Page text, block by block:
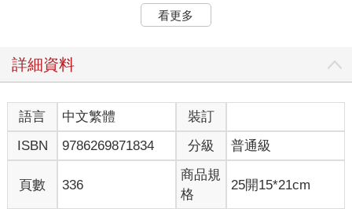
寶物、擊敗假的魔王、拯救假的世界這麼重要？他們難以理解。
電玩是虛假的嗎？虛假的東西比較沒意義嗎？你會發現，當我們
1.怎樣才算是真實？
子可以協助我們思考。
史汀的故事
挪威青年史汀在二十五歲去世，我在BBC新聞看到他的故事。 史
汀罹患罕見疾病，在死前的十幾年間肌肉嚴重萎縮、無法行動。
史汀的喪禮出現了一堆家裡不認識的人，他們都是《魔獸世界》
看更多
詳細資料
語言 中文繁體
裝訂
ISBN
9786269871834 分級 普通級
頁數 336
商品規
格
25開15*21cm